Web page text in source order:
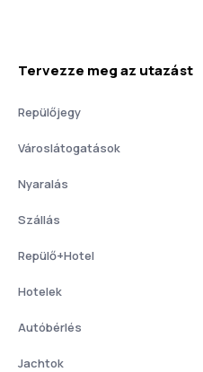
Tervezze meg az utazást
Repülőjegy
Városlátogatások
Nyaralás
Szállás
Repülő+Hotel
Hotelek
Autóbérlés
Jachtok